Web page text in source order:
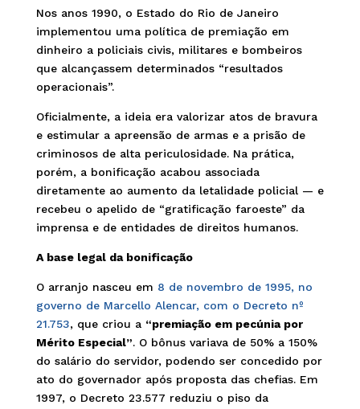
Nos anos 1990, o Estado do Rio de Janeiro
implementou uma política de premiação em
dinheiro a policiais civis, militares e bombeiros
que alcançassem determinados “resultados
operacionais”.
Oficialmente, a ideia era valorizar atos de bravura
e estimular a apreensão de armas e a prisão de
criminosos de alta periculosidade. Na prática,
porém, a bonificação acabou associada
diretamente ao aumento da letalidade policial — e
recebeu o apelido de “gratificação faroeste” da
imprensa e de entidades de direitos humanos.
A base legal da bonificação
O arranjo nasceu em 8 de novembro de 1995, no
governo de Marcello Alencar, com o Decreto nº
21.753, que criou a “premiação em pecúnia por
Mérito Especial”. O bônus variava de 50% a 150%
do salário do servidor, podendo ser concedido por
ato do governador após proposta das chefias. Em
1997, o Decreto 23.577 reduziu o piso da